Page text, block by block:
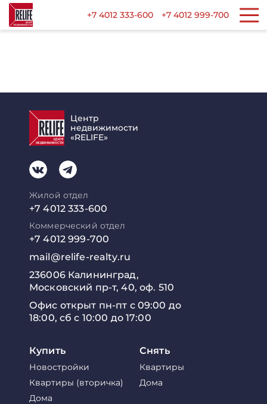
+7 4012 333-600 +7 4012 999-700
Центр
недвижимости
«RELIFE»
Жилой отдел
+7 4012 333-600
Коммерческий отдел
+7 4012 999-700
mail@relife-realty.ru
236006 Калининград,
Московский пр-т, 40, оф. 510
Офис открыт пн-пт с 09:00 до
18:00, сб с 10:00 до 17:00
Купить
Новостройки
Квартиры (вторичка)
Дома
Снять
Квартиры
Дома